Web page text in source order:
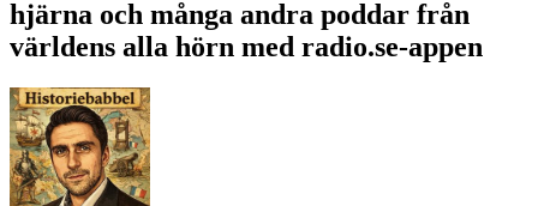
hjärna och många andra poddar från
världens alla hörn med radio.se-appen